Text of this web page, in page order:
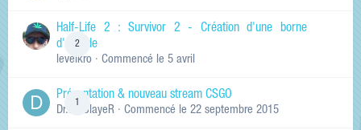
2
Half-Life 2 : Survivor 2 - Création d'une borne
d'arcade
levelkro · Commencé le 5 avril
1
Présentation & nouveau stream CSGO
Dr.KinSlayeR · Commencé le 22 septembre 2015